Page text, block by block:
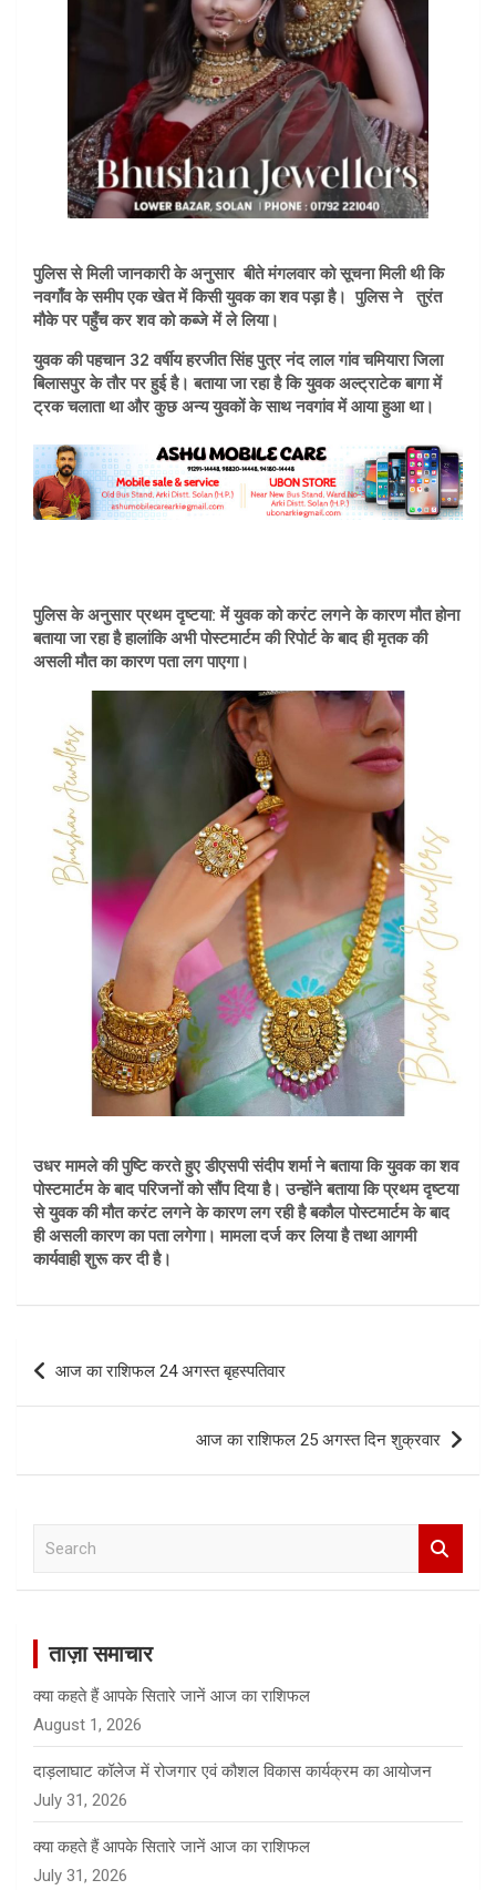
पुलिस से मिली जानकारी के अनुसार बीते मंगलवार को सूचना मिली थी कि
नवगाँव के समीप एक खेत में किसी युवक का शव पड़ा है। पुलिस ने तुरंत
मौके पर पहुँच कर शव को कब्जे में ले लिया।
युवक की पहचान 32 वर्षीय हरजीत सिंह पुत्र नंद लाल गांव चमियारा जिला
बिलासपुर के तौर पर हुई है। बताया जा रहा है कि युवक अल्ट्राटेक बागा में
ट्रक चलाता था और कुछ अन्य युवकों के साथ नवगांव में आया हुआ था।
पुलिस के अनुसार प्रथम दृष्टया: में युवक को करंट लगने के कारण मौत होना
बताया जा रहा है हालांकि अभी पोस्टमार्टम की रिपोर्ट के बाद ही मृतक की
असली मौत का कारण पता लग पाएगा।
उधर मामले की पुष्टि करते हुए डीएसपी संदीप शर्मा ने बताया कि युवक का शव
पोस्टमार्टम के बाद परिजनों को सौंप दिया है। उन्होंने बताया कि प्रथम दृष्टया
से युवक की मौत करंट लगने के कारण लग रही है बकौल पोस्टमार्टम के बाद
ही असली कारण का पता लगेगा। मामला दर्ज कर लिया है तथा आगमी
कार्यवाही शुरू कर दी है।
Post
navigation
आज का राशिफल 24 अगस्त बृहस्पतिवार
आज का राशिफल 25 अगस्त दिन शुक्रवार
ताज़ा समाचार
क्या कहते हैं आपके सितारे जानें आज का राशिफल
August 1, 2026
दाड़लाघाट कॉलेज में रोजगार एवं कौशल विकास कार्यक्रम का आयोजन
July 31, 2026
क्या कहते हैं आपके सितारे जानें आज का राशिफल
July 31, 2026